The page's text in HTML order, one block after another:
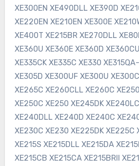
XE300EN XE490DLL XE390D
XE220EN XE210EN XE300E
XE400T XE215BR XE270DLL
XE360U XE360E XE360D
XE335CK XE335C XE330
XE305D XE300UF XE300U
XE265C XE260CLL XE260C
XE250C XE250 XE245DK
XE240DLL XE240D XE240C
XE230C XE230 XE225DK XE225C
XE215S XE215DLL XE215DA
XE215CB XE215CA XE215BRII